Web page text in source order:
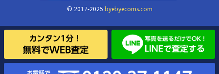
© 2017-2025 byebyecoms.com